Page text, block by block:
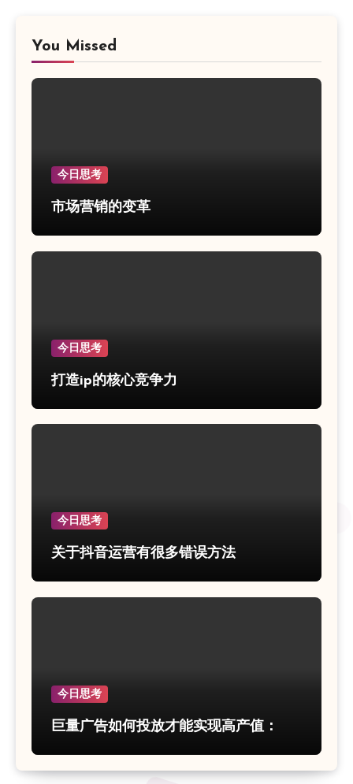
You Missed
今日思考
市场营销的变革
今日思考
打造ip的核心竞争力
今日思考
关于抖音运营有很多错误方法
今日思考
巨量广告如何投放才能实现高产值：